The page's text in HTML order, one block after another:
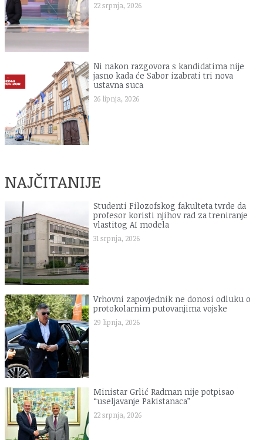
22 srpnja, 2026
Ni nakon razgovora s kandidatima nije
jasno kada će Sabor izabrati tri nova
ustavna suca
26 lipnja, 2026
NAJČITANIJE
Studenti Filozofskog fakulteta tvrde da
profesor koristi njihov rad za treniranje
vlastitog AI modela
31 srpnja, 2026
Vrhovni zapovjednik ne donosi odluku o
protokolarnim putovanjima vojske
29 lipnja, 2026
Ministar Grlić Radman nije potpisao
“useljavanje Pakistanaca”
22 srpnja, 2026